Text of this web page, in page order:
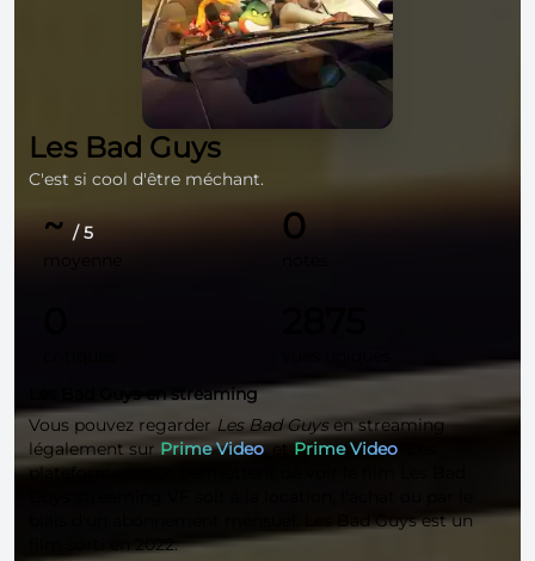
Les Bad Guys
C'est si cool d'être méchant.
~/ 5
moyenne
0
Les Bad Guys en streaming
Vous pouvez regarder Les Bad Guysen streaming
légalement sur Prime Video, etPrime Video
plateformes vous permettent de voir le film Les Bad
biais d'un abonnement mensuel. Les Bad Guys est un
film sorti en 2022.